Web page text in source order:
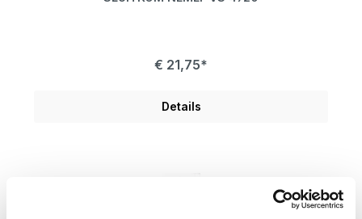
€ 21,75*
Details